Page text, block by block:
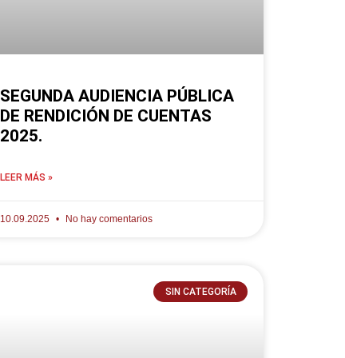
SEGUNDA AUDIENCIA PÚBLICA
DE RENDICIÓN DE CUENTAS
2025.
LEER MÁS »
10.09.2025 No hay comentarios
SIN CATEGORÍA